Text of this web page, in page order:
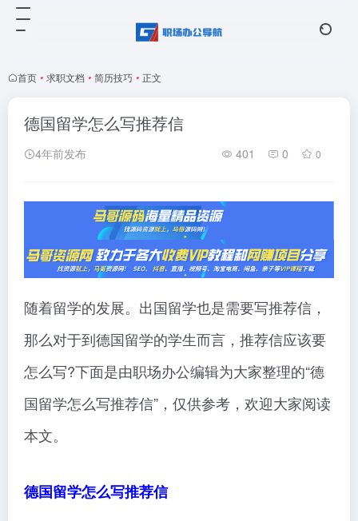
首页 • 求职文档 • 简历技巧 • 正文
德国留学怎么写推荐信
4年前发布 401 0 0
随着留学的发展。出国留学也是需要写推荐信，
那么对于到德国留学的学生而言，推荐信应该要
怎么写?下面是由职场办公编辑为大家整理的“德
国留学怎么写推荐信”，仅供参考，欢迎大家阅读
本文。
德国留学怎么写推荐信